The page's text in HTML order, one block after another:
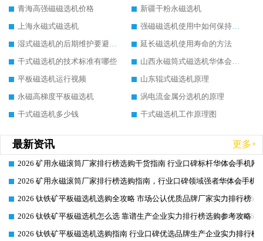
青海高强磁磁选机价格
新疆干粉永磁选机
上海永磁式磁选机
强磁磁选机使用中如何保持其顺畅运行
湿式磁选机的后期维护要避开哪些坑
延长磁选机使用寿命的方法
干式磁选机的技术标准有哪些
山西永磁筒式磁选机华体会手机网页版-华体会(中国)
平板磁选机运行视频
山东辊式磁选机原理
永磁高梯度平板磁选机
涡电流金属分选机的原理
干式磁选机多少钱
干式磁选机工作原理图
最新资讯 更多+
2026-06-26
2026 矿用永磁滚筒厂家排行榜选购干货指南 行业口碑标杆华体会手机网
2026-06-26
2026 矿用永磁滚筒厂家排行榜选购指南，行业口碑领域强者华体会手机
2026-06-26
2026 钛铁矿平板磁选机选购全攻略 市场公认优质品牌厂家实力排行榜
2026-06-26
2026 钛铁矿平板磁选机怎么选 靠谱生产企业实力排行榜选购参考攻略
2026-06-26
2026 钛铁矿平板磁选机选购指南 行业口碑优选品牌生产企业实力排行榜